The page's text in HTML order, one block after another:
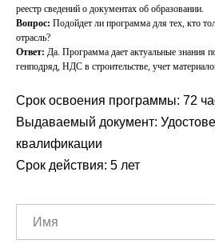
реестр сведений о документах об образовании.
Вопрос: Подойдет ли программа для тех, кто
отрасль?
Ответ: Да. Программа дает актуальные знания
генподряд, НДС в строительстве, учет
Срок освоения программы: 72
Выдаваемый документ:
квалификации
Срок действия: 5 лет